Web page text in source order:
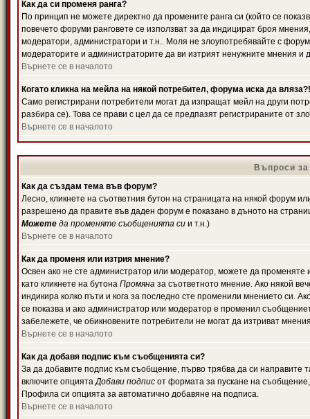
Как да си променя ранга?
По принцип не можете директно да промените ранга си (който се
повечето форуми ранговете се използват за да индицират броя
модератори, администратори и т.н.. Моля не злоупотребявайте с
модераторите и администраторите да ви изтрият ненужните мнения и
Върнете се в началото
Когато кликна на мейла на някой потребител, форума иска да вляза?!
Само регистрирани потребители могат да изпращат мейл на други
разбира се). Това се прави с цел да се предпазят регистрираните от
Върнете се в началото
Въпроси
Как да създам тема във форум?
Лесно, кликнете на съответния бутон на страницата на някой форум
разрешено да правите във даден форум е показано в дъното на
Можете да променяте съобщенията си и т.н.)
Върнете се в началото
Как да променя или изтрия мнение?
Освен ако не сте администратор или модератор, можете да
като кликнете на бутона Промяна за съответното мнение. Ако някой
индикира колко пъти и кога за последно сте променили мнението си.
се показва и ако администратор или модератор е променил
забележете, че обикновените потребители не могат да изтриват
Върнете се в началото
Как да добавя подпис към съобщенията си?
За да добавите подпис към съобщение, първо трябва да си
включите опциятаДобави подпис от формата за пускане на
Профила си опцията за автоматично добавяне на подписа.
Върнете се в началото